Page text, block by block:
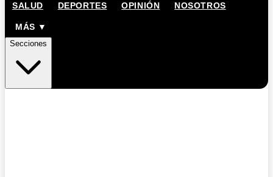
SALUD DEPORTES OPINIÓN NOSOTROS
MÁS ▼
Secciones